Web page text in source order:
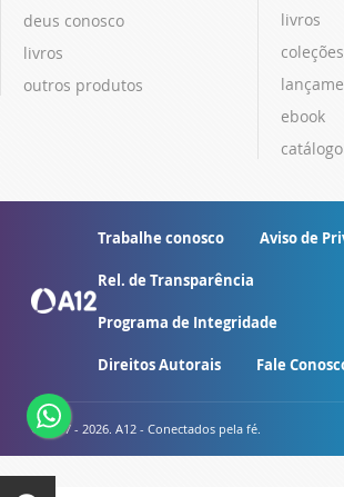
deus conosco
livros
outros produtos
livros
coleções
ebook
catálogo
Trabalhe conosco Aviso de
Rel. de Transparência
Programa de Integridade
Direitos Autorais Fale
© 2007 - 2026. A12 - Conectados pela fé.